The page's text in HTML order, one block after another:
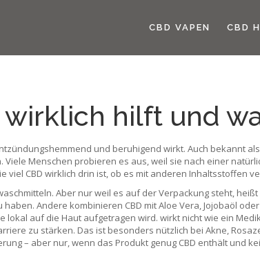
CBD VAPEN CBD
wirklich hilft und
und beruhigend wirkt. Auch bekannt als
Viele Menschen probieren es aus, weil sie nach einer
viel CBD wirklich drin ist, ob es mit anderen Inhaltsstoffen
Aber nur weil es auf der Verpackung steht,
Andere kombinieren CBD mit Aloe Vera, Jojobaöl
lokal auf die Haut aufgetragen wird. wirkt nicht wie ein
zu stärken. Das ist besonders nützlich bei Akne,
– aber nur, wenn das Produkt genug CBD enthält und